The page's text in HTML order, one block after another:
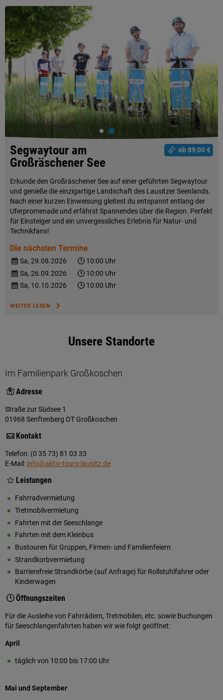
ab 89,00 €
Segwaytour am
Großräschener See
Erkunde den Großräschener See auf einer geführten Segwaytour
und genieße die einzigartige Landschaft des Lausitzer Seenlands.
Nach einer kurzen Einweisung gleitest du entspannt entlang der
Uferpromenade und erfährst Spannendes über die Region. Perfekt
für Einsteiger und ein unvergessliches Erlebnis für Natur- und
Technikfans!
Die nächsten Termine
Sa, 29.08.2026
10:00 Uhr
Sa, 26.09.2026
10:00 Uhr
Sa, 10.10.2026
10:00 Uhr
WEITER LESEN
Unsere Standorte
Im Familienpark Großkoschen
Adresse
Straße zur Südsee 1
01968 Senftenberg OT Großkoschen
Kontakt
Telefon: (0 35 73) 81 03 33
E-Mail: info@aktiv-tours-lausitz.de
Leistungen
Fahrradvermietung
Tretmobilvermietung
Fahrten mit der Seeschlange
Fahrten mit dem Kleinbus
Bustouren für Gruppen, Firmen- und Familienfeiern
Strandkorbvermietung
Barrierefreie Strandkörbe (auf Anfrage) für Rollstuhlfahrer oder
Kinderwagen
Öffnungszeiten
Für die Ausleihe von Fahrrädern, Tretmobilen, etc. sowie Buchungen
für Seeschlangenfahrten haben wir wie folgt geöffnet:
April
täglich von 10:00 bis 17:00 Uhr
Mai und September